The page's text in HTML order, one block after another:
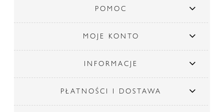
POMOC
MOJE KONTO
INFORMACJE
PŁATNOŚCI I DOSTAWA